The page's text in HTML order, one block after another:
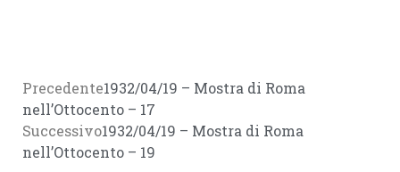
Precedente1932/04/19 – Mostra di Roma
nell’Ottocento – 17
Successivo1932/04/19 – Mostra di Roma
nell’Ottocento – 19